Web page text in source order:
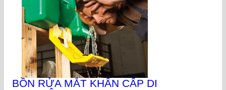
BỒN RỬA MẮT KHẨN CẤP DI